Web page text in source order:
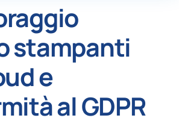
stampanti
e
al GDPR